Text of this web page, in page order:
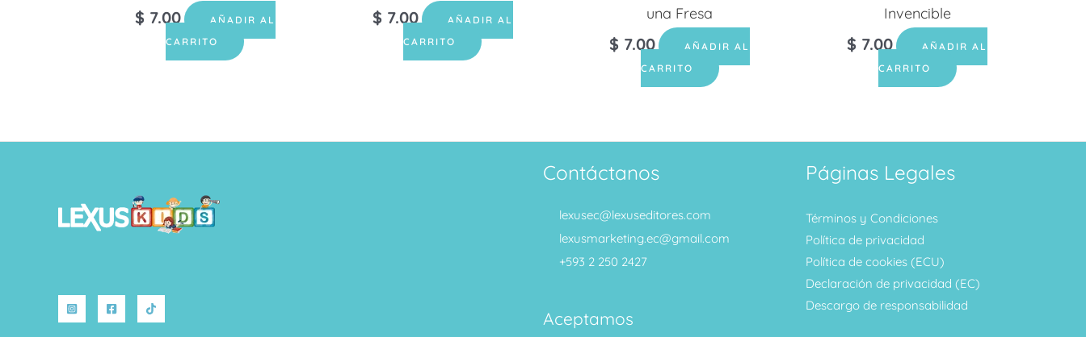
$ 7.00
AÑADIR AL
CARRITO
$ 7.00
AÑADIR AL
CARRITO
una Fresa
$ 7.00
AÑADIR AL
CARRITO
Invencible
$ 7.00
AÑADIR AL
CARRITO
Contáctanos
lexusec@lexuseditores.com
lexusmarketing.ec@gmail.com
+593 2 250 2427
Aceptamos
Páginas Legales
Términos y Condiciones
Política de privacidad
Política de cookies (ECU)
Declaración de privacidad (EC)
Descargo de responsabilidad